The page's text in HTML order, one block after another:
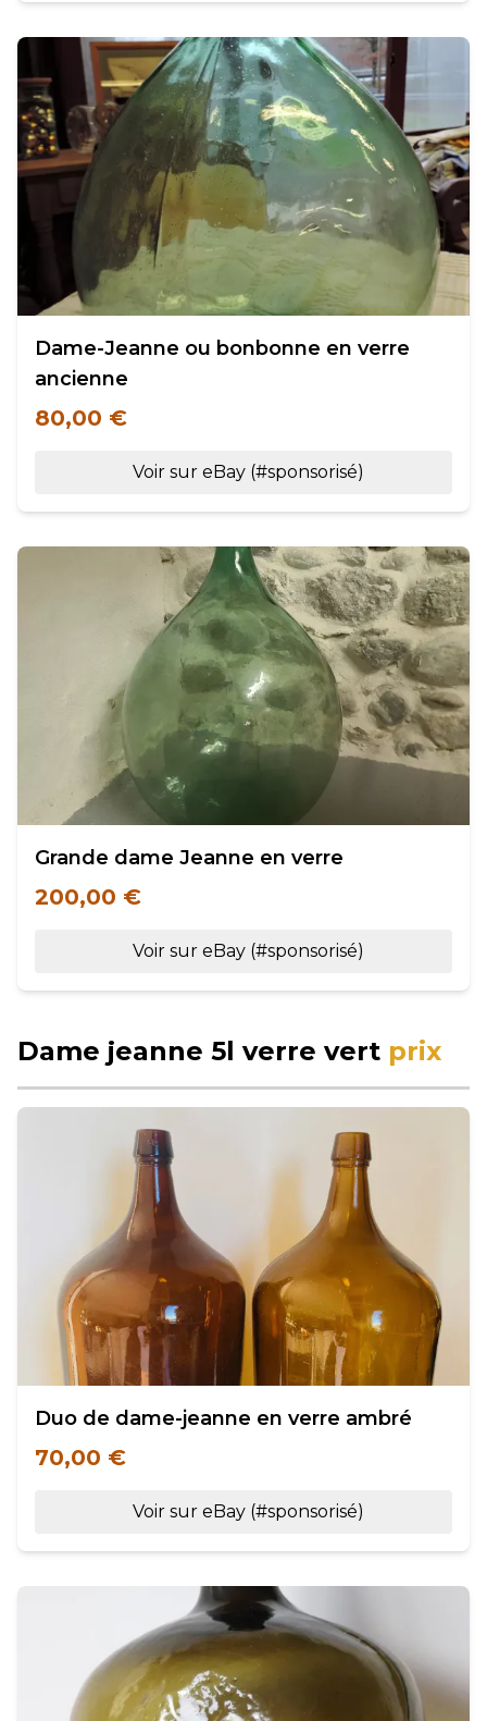
Dame-Jeanne ou bonbonne en verre
ancienne
80,00 €
Voir sur eBay (#sponsorisé)
Grande dame Jeanne en verre
200,00 €
Voir sur eBay (#sponsorisé)
Dame jeanne 5l verre vert prix
Duo de dame-jeanne en verre ambré
70,00 €
Voir sur eBay (#sponsorisé)